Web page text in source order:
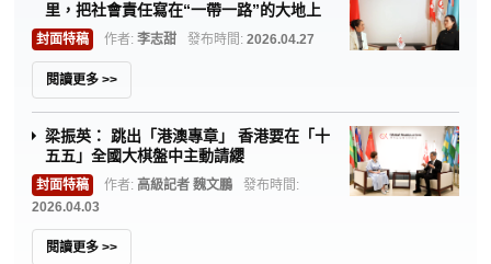
里，把社會責任寫在“一帶一路”的大地上
封面特稿 作者: 李志甜 發布時間: 2026.04.27
閱讀更多 >>
梁振英： 跳出「港澳專章」 香港要在「十
五五」全國大棋盤中主動請纓
封面特稿 作者: 高級記者 魏文鵬
發布時間:
2026.04.03
閱讀更多 >>